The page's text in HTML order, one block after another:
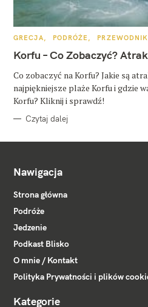
K
T
E
O
R
I
GRECJA PODRÓŻE
Korfu – Co Zobaczyć?
Co zobaczyć na Korfu? Jakie są
najpiękniejsze plaże Korfu i gdzie
Korfu? Kliknij i sprawdź!
Czytaj dalej
Nawigacja
Strona główna
Podróże
Jedzenie
Podkast Blisko
O mnie / Kontakt
Polityka Prywatności i plików
Kategorie